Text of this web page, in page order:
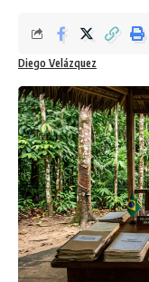
Diego Velázquez